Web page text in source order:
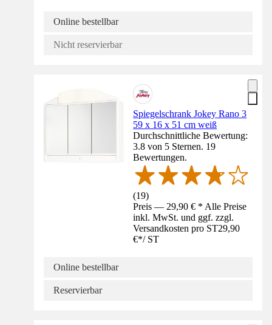
Online bestellbar
Nicht reservierbar
Spiegelschrank Jokey Rano 3
59 x 16 x 51 cm weiß
Durchschnittliche Bewertung:
3.8 von 5 Sternen. 19
Bewertungen.
(19)
Preis — 29,90 € * Alle Preise
inkl. MwSt. und ggf. zzgl.
Versandkosten pro ST29,90
€*/ ST
Online bestellbar
Reservierbar